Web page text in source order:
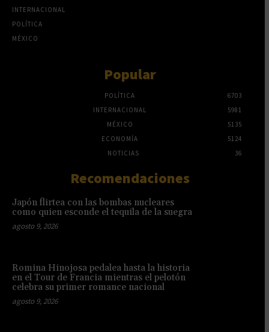
INTERNACIONAL
POLÍTICA
MÉXICO
Popular
POLÍTICA
6703
INTERNACIONAL
5981
MÉXICO
5135
ECONOMÍA
5124
NOTICIAS
36
Recomendaciones
Japón flirtea con las bombas nucleares
como quien esconde el tequila de la suegra
agosto 9, 2026
Romina Hinojosa pedalea hasta la historia
en el Tour de Francia mientras el pelotón
celebra su primer romance nacional
agosto 9, 2026